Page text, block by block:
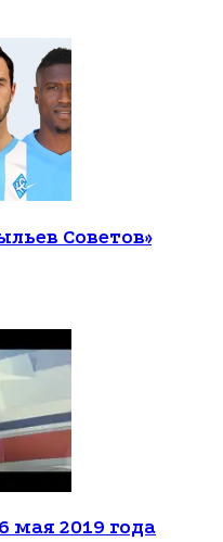
Советов»
мая 2019 года